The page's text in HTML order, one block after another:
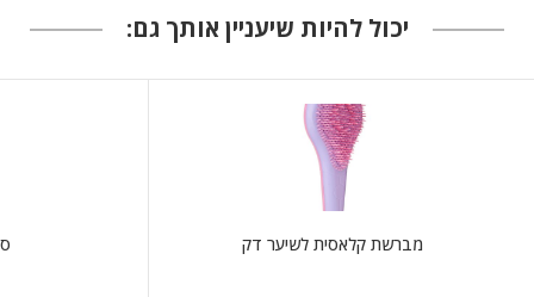
יכול להיות שיעניין אותך גם:
מברשת קלאסית לשיער דק